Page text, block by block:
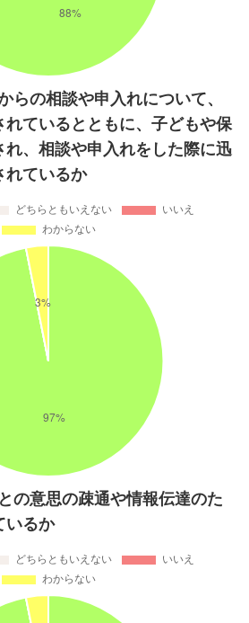
らの相談や申入れについて、
ているとともに、子どもや保
、相談や申入れをした際に迅
れているか
の意思の疎通や情報伝達のた
いるか